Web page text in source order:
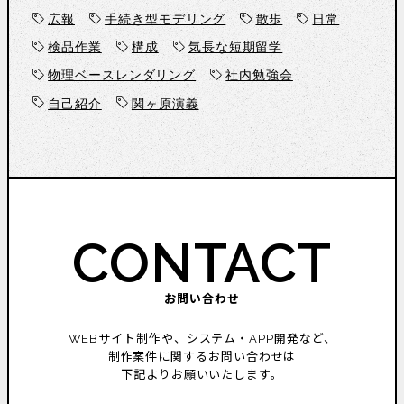
広報
手続き型モデリング 散歩
日常
検品作業
構成
気長な短期留学
物理ベースレンダリング
社内勉強会
自己紹介
関ヶ原演義
CONTACT
お問い合わせ
WEBサイト制作や、システム・APP開発など、
制作案件に関するお問い合わせは
下記よりお願いいたします。